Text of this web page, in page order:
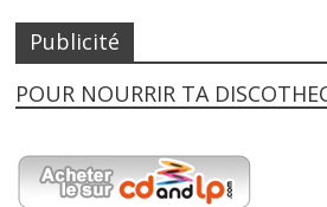
Publicité
POUR NOURRIR TA